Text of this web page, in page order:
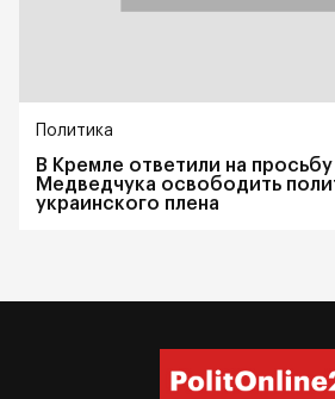
Политика
В Кремле ответили на
Медведчука освободить
украинского плена